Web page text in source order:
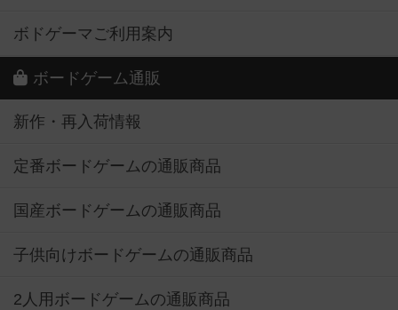
ボドゲーマご利用案内
ボードゲーム通販
新作・再入荷情報
定番ボードゲームの通販商品
国産ボードゲームの通販商品
子供向けボードゲームの通販商品
2人用ボードゲームの通販商品